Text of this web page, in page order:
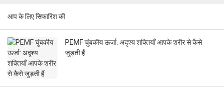
आप के लिए सिफारिश की
PEMF चुंबकीय ऊर्जा: अदृश्य शक्तियाँ आपके शरीर से कैसे
जुड़ती हैं